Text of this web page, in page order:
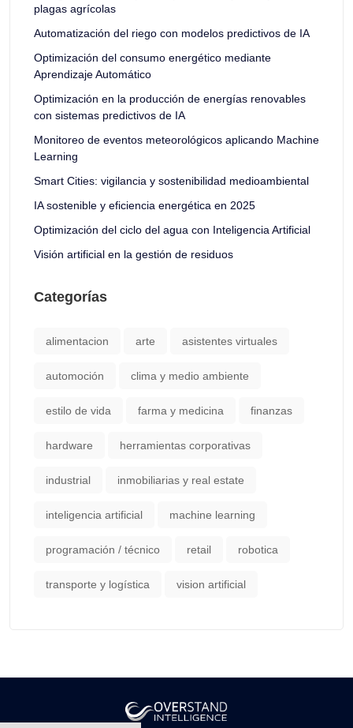
plagas agrícolas
Automatización del riego con modelos predictivos de IA
Optimización del consumo energético mediante
Aprendizaje Automático
Optimización en la producción de energías renovables
con sistemas predictivos de IA
Monitoreo de eventos meteorológicos aplicando Machine
Learning
Smart Cities: vigilancia y sostenibilidad medioambiental
IA sostenible y eficiencia energética en 2025
Optimización del ciclo del agua con Inteligencia Artificial
Visión artificial en la gestión de residuos
Categorías
alimentacion arte asistentes virtuales
automoción clima y medio ambiente
estilo de vida farma y medicina finanzas
hardware herramientas corporativas
industrial inmobiliarias y real estate
inteligencia artificial machine learning
programación / técnico retail robotica
transporte y logística vision artificial